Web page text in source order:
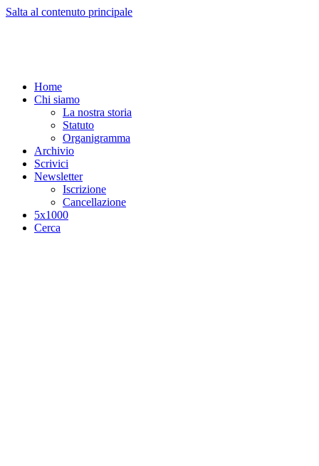
Salta al contenuto principale
Home
Chi siamo
La nostra storia
Statuto
Organigramma
Archivio
Scrivici
Newsletter
Iscrizione
Cancellazione
5x1000
Cerca